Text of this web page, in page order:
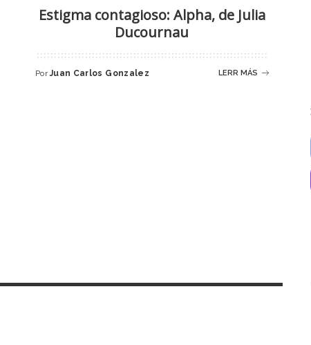
Estigma contagioso: Alpha, de Julia
Ducournau
Por Juan Carlos Gonzalez LERR MÁS